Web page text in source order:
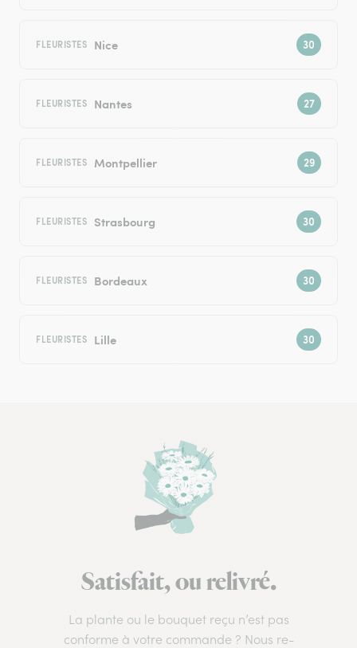
FLEURISTES Nice
FLEURISTES Nantes
FLEURISTES Montpellier
FLEURISTES Strasbourg
FLEURISTES Bordeaux
FLEURISTES Lille
Satisfait, ou relivré.
La plante ou le bouquet reçu n’est pas
conforme à votre commande ? Nous re-